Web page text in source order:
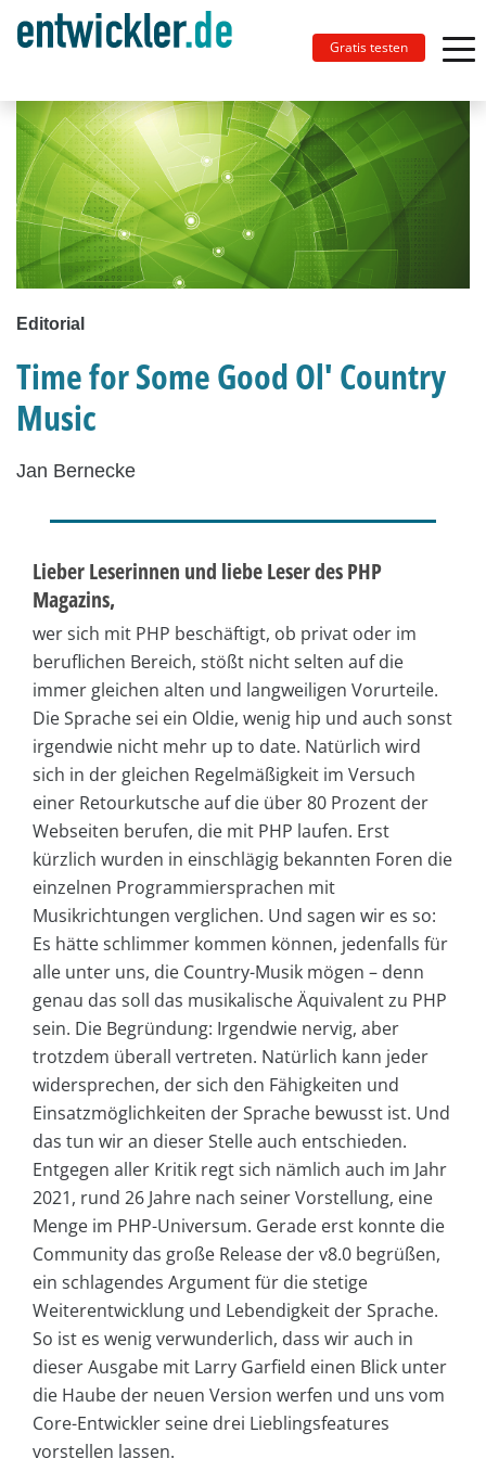
Gratis testen
Editorial
Time for Some Good Ol' Country
Music
Jan Bernecke
Lieber Leserinnen und liebe Leser des PHP
Magazins,
wer sich mit PHP beschäftigt, ob privat oder im
beruflichen Bereich, stößt nicht selten auf die
immer gleichen alten und langweiligen Vorurteile.
Die Sprache sei ein Oldie, wenig hip und auch sonst
irgendwie nicht mehr up to date. Natürlich wird
sich in der gleichen Regelmäßigkeit im Versuch
einer Retourkutsche auf die über 80 Prozent der
Webseiten berufen, die mit PHP laufen. Erst
kürzlich wurden in einschlägig bekannten Foren die
einzelnen Programmiersprachen mit
Musikrichtungen verglichen. Und sagen wir es so:
Es hätte schlimmer kommen können, jedenfalls für
alle unter uns, die Country-Musik mögen – denn
genau das soll das musikalische Äquivalent zu PHP
sein. Die Begründung: Irgendwie nervig, aber
trotzdem überall vertreten. Natürlich kann jeder
widersprechen, der sich den Fähigkeiten und
Einsatzmöglichkeiten der Sprache bewusst ist. Und
das tun wir an dieser Stelle auch entschieden.
Entgegen aller Kritik regt sich nämlich auch im Jahr
2021, rund 26 Jahre nach seiner Vorstellung, eine
Menge im PHP-Universum. Gerade erst konnte die
Community das große Release der v8.0 begrüßen,
ein schlagendes Argument für die stetige
Weiterentwicklung und Lebendigkeit der Sprache.
So ist es wenig verwunderlich, dass wir auch in
dieser Ausgabe mit Larry Garfield einen Blick unter
die Haube der neuen Version werfen und uns vom
Core-Entwickler seine drei Lieblingsfeatures
vorstellen lassen.